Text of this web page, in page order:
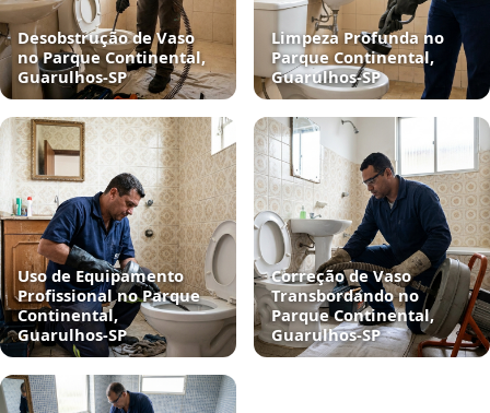
Desobstrução de Vaso
no Parque Continental,
Guarulhos‑SP
Limpeza Profunda no
Parque Continental,
Guarulhos‑SP
Uso de Equipamento
Profissional no Parque
Continental,
Guarulhos‑SP
Correção de Vaso
Transbordando no
Parque Continental,
Guarulhos‑SP